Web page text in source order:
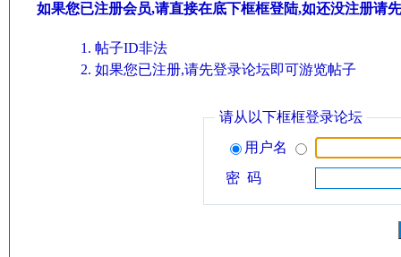
如果您已注册会员,请直接在底下框框登陆,如还没注册请
帖子ID非法
如果您已注册,请先登录论坛即可游览帖子
请从以下框框登录论坛
用户名
密 码